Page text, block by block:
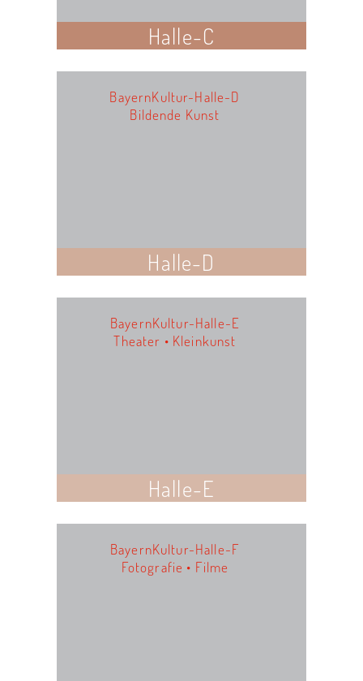
Halle-C
BayernKultur-Halle-D
Bildende Kunst
Halle-D
BayernKultur-Halle-E
Theater • Kleinkunst
Halle-E
BayernKultur-Halle-F
Fotografie • Filme